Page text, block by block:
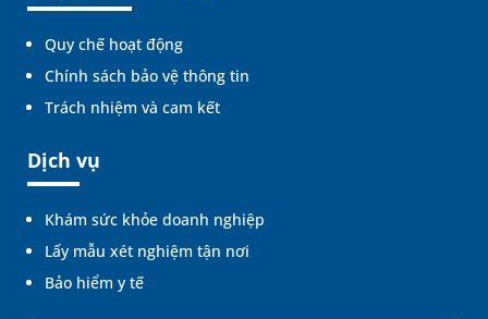
Quy chế hoạt động
Chính sách bảo vệ thông tin
Trách nhiệm và cam kết
Dịch vụ
Khám sức khỏe doanh nghiệp
Lấy mẫu xét nghiệm tận nơi
Bảo hiểm y tế